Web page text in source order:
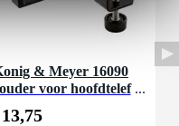
& Meyer 16090
voor hoofdtelef